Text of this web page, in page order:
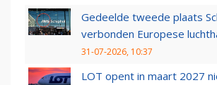
Gedeelde tweede plaats
verbonden Europese
31-07-2026, 10:37
LOT opent in maart 2027